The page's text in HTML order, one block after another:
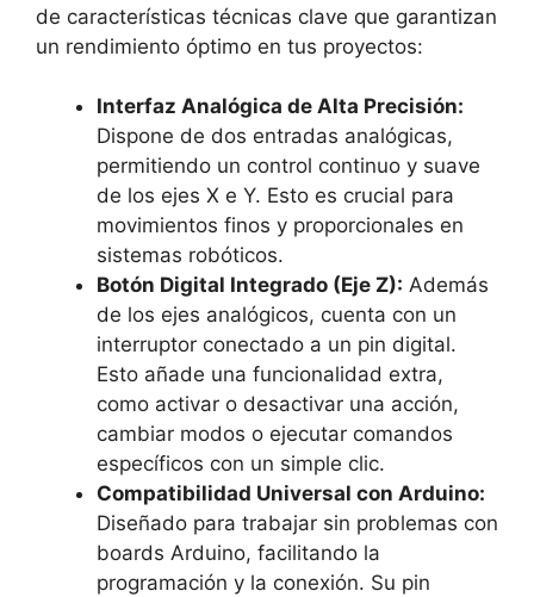
de características técnicas clave que garantizan
un rendimiento óptimo en tus proyectos:
Interfaz Analógica de Alta Precisión:
Dispone de dos entradas analógicas,
permitiendo un control continuo y suave
de los ejes X e Y. Esto es crucial para
movimientos finos y proporcionales en
sistemas robóticos.
Botón Digital Integrado (Eje Z): Además
de los ejes analógicos, cuenta con un
interruptor conectado a un pin digital.
Esto añade una funcionalidad extra,
como activar o desactivar una acción,
cambiar modos o ejecutar comandos
específicos con un simple clic.
Compatibilidad Universal con Arduino:
Diseñado para trabajar sin problemas con
boards Arduino, facilitando la
programación y la conexión. Su pin